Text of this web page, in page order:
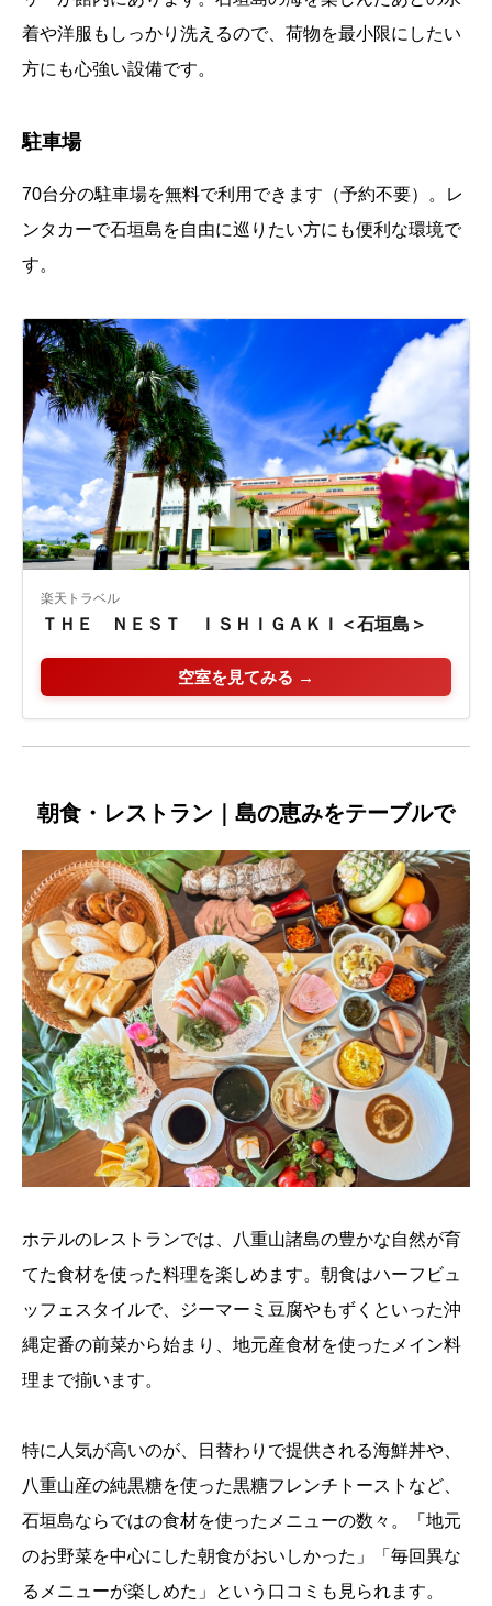
着や洋服もしっかり洗えるので、荷物を最小限にしたい
方にも心強い設備です。
駐車場
70台分の駐車場を無料で利用できます（予約不要）。レ
ンタカーで石垣島を自由に巡りたい方にも便利な環境で
す。
楽天トラベル
ＴＨＥ ＮＥＳＴ ＩＳＨＩＧＡＫＩ＜石垣島＞
空室を見てみる →
朝食・レストラン｜島の恵みをテーブルで
ホテルのレストランでは、八重山諸島の豊かな自然が育
てた食材を使った料理を楽しめます。朝食はハーフビュ
ッフェスタイルで、ジーマーミ豆腐やもずくといった沖
縄定番の前菜から始まり、地元産食材を使ったメイン料
理まで揃います。
特に人気が高いのが、日替わりで提供される海鮮丼や、
八重山産の純黒糖を使った黒糖フレンチトーストなど、
石垣島ならではの食材を使ったメニューの数々。「地元
のお野菜を中心にした朝食がおいしかった」「毎回異な
るメニューが楽しめた」という口コミも見られます。